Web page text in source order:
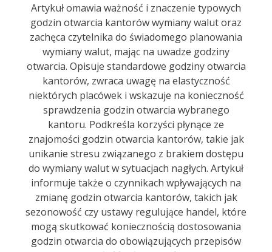
Artykuł omawia ważność i znaczenie typowych
godzin otwarcia kantorów wymiany walut oraz
zachęca czytelnika do świadomego planowania
wymiany walut, mając na uwadze godziny
otwarcia. Opisuje standardowe godziny otwarcia
kantorów, zwraca uwagę na elastyczność
niektórych placówek i wskazuje na konieczność
sprawdzenia godzin otwarcia wybranego
kantoru. Podkreśla korzyści płynące ze
znajomości godzin otwarcia kantorów, takie jak
unikanie stresu związanego z brakiem dostępu
do wymiany walut w sytuacjach nagłych. Artykuł
informuje także o czynnikach wpływających na
zmianę godzin otwarcia kantorów, takich jak
sezonowość czy ustawy regulujące handel, które
mogą skutkować koniecznością dostosowania
godzin otwarcia do obowiązujących przepisów